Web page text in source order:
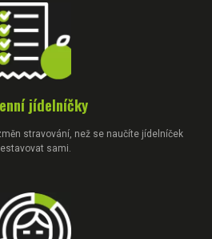
jídelníčky
stravování, než se naučíte jídelníček
sami.